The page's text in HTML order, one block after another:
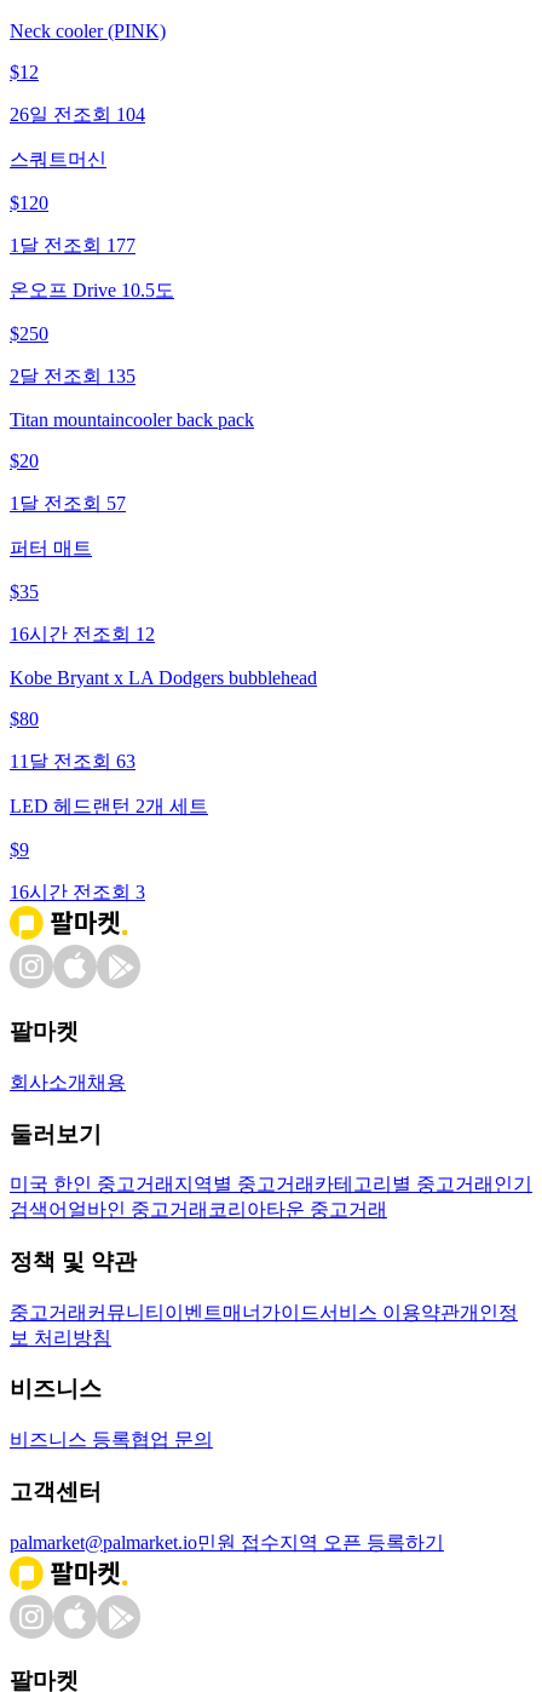
Neck cooler (PINK)
$12
26일 전 조회 104
스쿼트머신
$120
1달 전 조회 177
온오프 Drive 10.5도
$250
2달 전 조회 135
Titan mountaincooler back pack
$20
1달 전 조회 57
퍼터 매트
$35
16시간 전 조회 12
Kobe Bryant x LA Dodgers bubblehead
$80
11달 전 조회 63
LED 헤드랜턴 2개 세트
$9
16시간 전 조회 3
팔마켓
회사소개 채용
둘러보기
미국 한인 중고거래 지역별 중고거래 카테고리별 중고거래 인기
검색어 얼바인 중고거래 코리아타운 중고거래
정책 및 약관
중고거래 커뮤니티 이벤트매너가이드서비스 이용약관개인정
보 처리방침
비즈니스
비즈니스 등록협업 문의
고객센터
palmarket@palmarket.io민원 접수지역 오픈 등록하기
팔마켓